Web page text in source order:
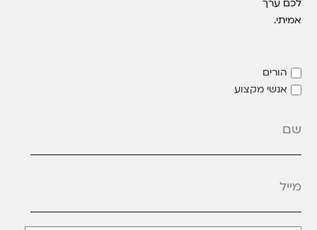
לכם ערך
אמיתי.
הורים
אנשי מקצוע